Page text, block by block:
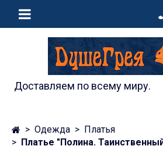
Доставляем по всему миру.
Одежда
Платья
Платье "Полина.